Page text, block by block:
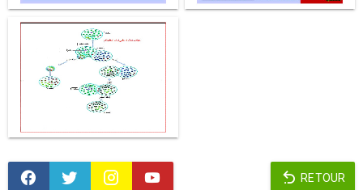
RETOUR